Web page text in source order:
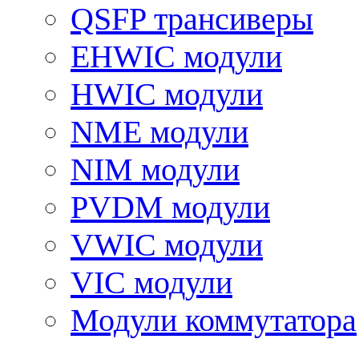
QSFP трансиверы
EHWIC модули
HWIC модули
NME модули
NIM модули
PVDM модули
VWIC модули
VIC модули
Модули коммутатора